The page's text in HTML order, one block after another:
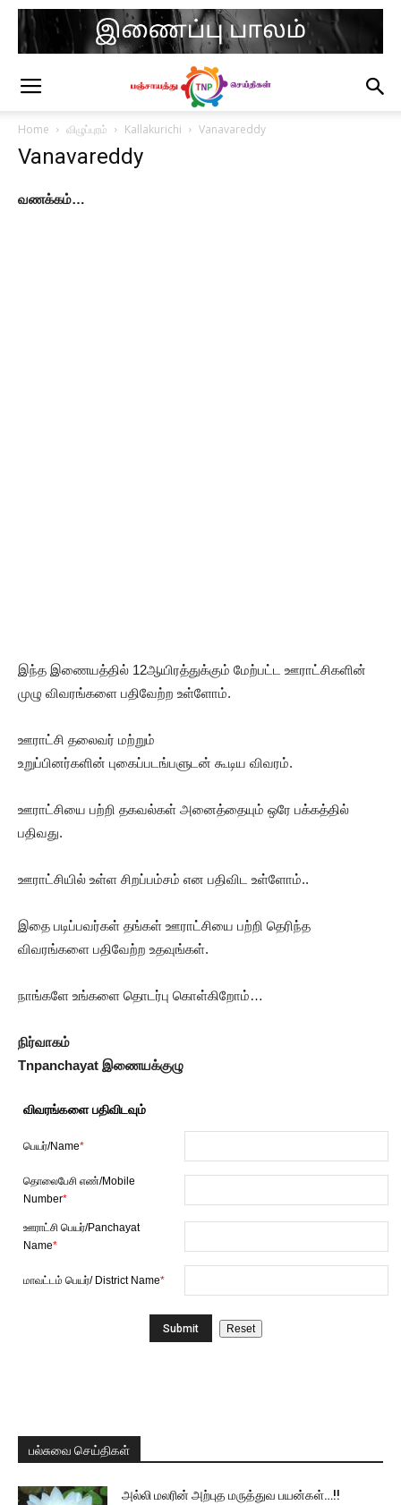
Home விழுப்புரம் Kallakurichi Vanavareddy
Vanavareddy
வணக்கம்…
இந்த இணையத்தில் 12ஆயிரத்துக்கும் மேற்பட்ட ஊராட்சிகளின்
முழு விவரங்களை பதிவேற்ற உள்ளோம்.
ஊராட்சி தலைவர் மற்றும்
உறுப்பினர்களின் புகைப்படங்பளுடன் கூடிய விவரம்.
ஊராட்சியை பற்றி தகவல்கள் அனைத்தையும் ஒரே பக்கத்தில்
பதிவது.
ஊராட்சியில் உள்ள சிறப்பம்சம் என பதிவிட உள்ளோம்..
இதை படிப்பவர்கள் தங்கள் ஊராட்சியை பற்றி தெரிந்த
விவரங்களை பதிவேற்ற உதவுங்கள்.
நாங்களே உங்களை தொடர்பு கொள்கிறோம்…
நிர்வாகம்
Tnpanchayat இணையக்குழு
விவரங்களை பதிவிடவும்
பெயர்/Name*
தொலைபேசி எண்/Mobile
Number*
ஊராட்சி பெயர்/Panchayat
Name*
மாவட்டம் பெயர்/ District Name*
பல்சுவை செய்திகள்
அல்லி மலரின் அற்புத மருத்துவ பயன்கள்…!!